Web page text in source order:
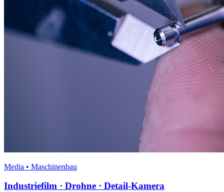
Media • Maschinenbau
Industriefilm · Drohne · Detail-Kamera